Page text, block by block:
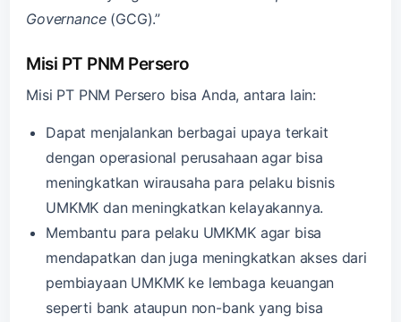
Governance (GCG).”
Misi PT PNM Persero
Misi PT PNM Persero bisa Anda, antara lain:
Dapat menjalankan berbagai upaya terkait
dengan operasional perusahaan agar bisa
meningkatkan wirausaha para pelaku bisnis
UMKMK dan meningkatkan kelayakannya.
Membantu para pelaku UMKMK agar bisa
mendapatkan dan juga meningkatkan akses dari
pembiayaan UMKMK ke lembaga keuangan
seperti bank ataupun non-bank yang bisa